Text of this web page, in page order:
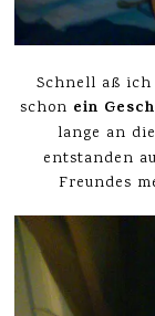
Schnell aß
schon ein
lange an
entstanden
Freundes